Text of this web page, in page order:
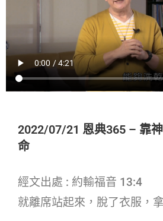
2022/07/21 恩典365 – 靠
命
經文出處 : 約輸福音 13:4
就離席站起來，脫了衣服，